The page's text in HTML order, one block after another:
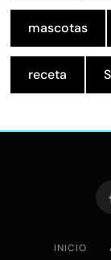
mascotas
receta
INICIO